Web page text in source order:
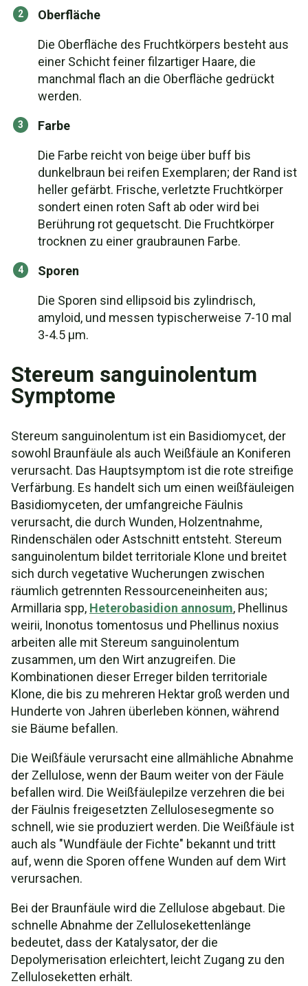
Oberfläche
Die Oberfläche des Fruchtkörpers besteht aus
einer Schicht feiner filzartiger Haare, die
manchmal flach an die Oberfläche gedrückt
werden.
Farbe
Die Farbe reicht von beige über buff bis
dunkelbraun bei reifen Exemplaren; der Rand ist
heller gefärbt. Frische, verletzte Fruchtkörper
sondert einen roten Saft ab oder wird bei
Berührung rot gequetscht. Die Fruchtkörper
trocknen zu einer graubraunen Farbe.
Sporen
Die Sporen sind ellipsoid bis zylindrisch,
amyloid, und messen typischerweise 7-10 mal
3-4.5 µm.
Stereum sanguinolentum
Symptome
Stereum sanguinolentum ist ein Basidiomycet, der
sowohl Braunfäule als auch Weißfäule an Koniferen
verursacht. Das Hauptsymptom ist die rote streifige
Verfärbung. Es handelt sich um einen weißfäuleigen
Basidiomyceten, der umfangreiche Fäulnis
verursacht, die durch Wunden, Holzentnahme,
Rindenschälen oder Astschnitt entsteht. Stereum
sanguinolentum bildet territoriale Klone und breitet
sich durch vegetative Wucherungen zwischen
räumlich getrennten Ressourceneinheiten aus;
Armillaria spp, Heterobasidion annosum, Phellinus
weirii, Inonotus tomentosus und Phellinus noxius
arbeiten alle mit Stereum sanguinolentum
zusammen, um den Wirt anzugreifen. Die
Kombinationen dieser Erreger bilden territoriale
Klone, die bis zu mehreren Hektar groß werden und
Hunderte von Jahren überleben können, während
sie Bäume befallen.
Die Weißfäule verursacht eine allmähliche Abnahme
der Zellulose, wenn der Baum weiter von der Fäule
befallen wird. Die Weißfäulepilze verzehren die bei
der Fäulnis freigesetzten Zellulosesegmente so
schnell, wie sie produziert werden. Die Weißfäule ist
auch als "Wundfäule der Fichte" bekannt und tritt
auf, wenn die Sporen offene Wunden auf dem Wirt
verursachen.
Bei der Braunfäule wird die Zellulose abgebaut. Die
schnelle Abnahme der Zellulosekettenlänge
bedeutet, dass der Katalysator, der die
Depolymerisation erleichtert, leicht Zugang zu den
Zelluloseketten erhält.